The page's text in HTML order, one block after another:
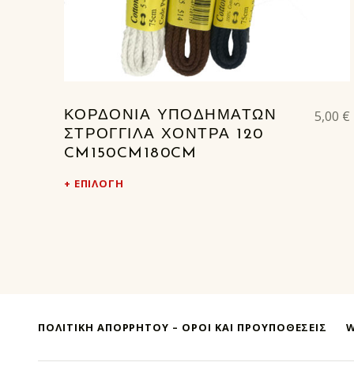
ΚΟΡΔΟΝΙΑ ΥΠΟΔΗΜΑΤΩΝ
ΣΤΡΟΓΓΙΛΑ ΧΟΝΤΡΑ 120
CM150CM180CM
5,00 €
ΕΠΙΛΟΓΉ
ΠΟΛΙΤΙΚΗ ΑΠΟΡΡΗΤΟΥ – ΌΡΟΙ ΚΑΙ ΠΡΟΥΠΟΘΕΣΕΙΣ